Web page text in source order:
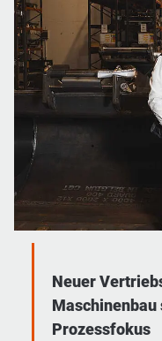
Neuer
Maschinenbau
Prozessfokus